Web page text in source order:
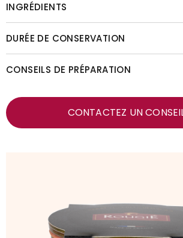
INGRÉDIENTS
DURÉE DE CONSERVATION
CONSEILS DE PRÉPARATION
CONTACTEZ UN